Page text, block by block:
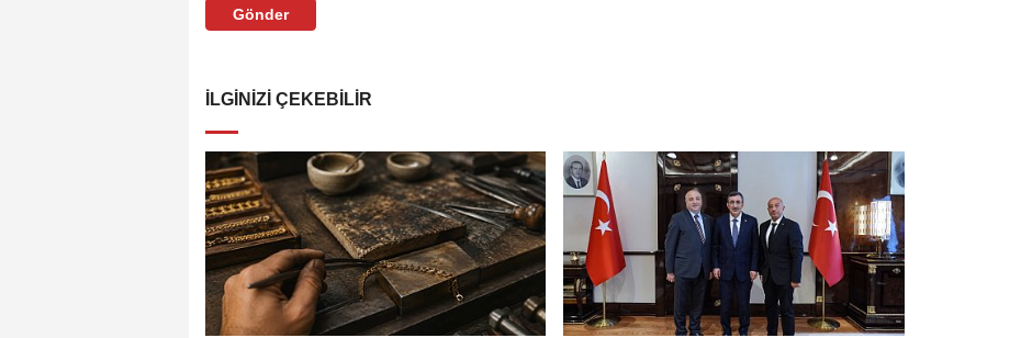
Gönder
İLGINIZI ÇEKEBILIR